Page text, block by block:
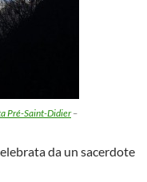
Pré-Saint-Didier–
da un sacerdote